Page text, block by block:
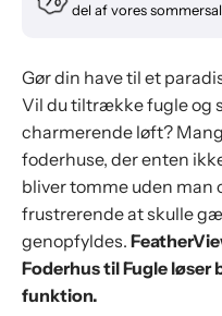
del af vores
Gør din have til et
Vil du tiltrække fugle og
charmerende løft?
foderhuse, der enten
bliver tomme uden man
frustrerende at skulle
genopfyldes.
Foderhus til Fugle løser
funktion.